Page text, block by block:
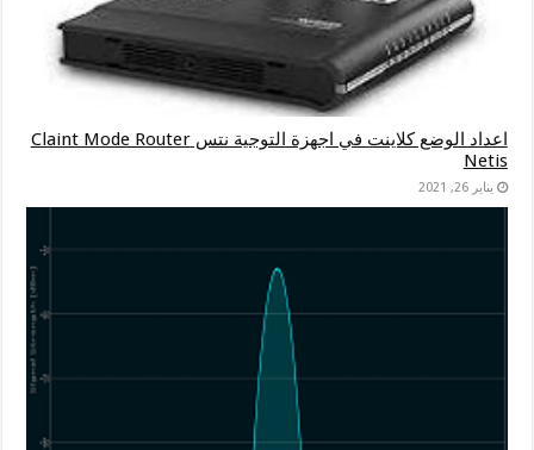
اعداد الوضع كلاينت في اجهزة التوجية نتس Claint Mode Router
Netis
يناير 26, 2021